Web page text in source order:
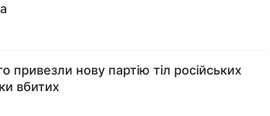
привезли нову партію тіл російських
вбитих